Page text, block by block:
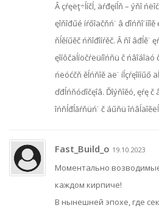
Â çŕęëţ÷ĺíčĺ, äŕđęíĺň – ýňî
ęîňîđűé íŕőîäčňń˙ â
ňĺěíűěč ńňîđîíŕěč. Â ňî âđĺě˙
ęîíôčäĺíöčŕëüíîńňü č ńâîáîäó
ńëóćčň ěĺńňîě äë˙ íĺçŕęîííűő
ďđĺńňóďíčęîâ. Ďîýňîěó, ęŕę č
îńňĺđĺăŕňüń˙ č áűňü
Fast_Build_o 19.10.2023
Моментально
каждом кирпиче!
В нынешней эпохе, где